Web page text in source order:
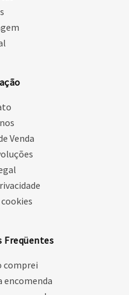
Venda
Freqüentes
comprei
encomenda